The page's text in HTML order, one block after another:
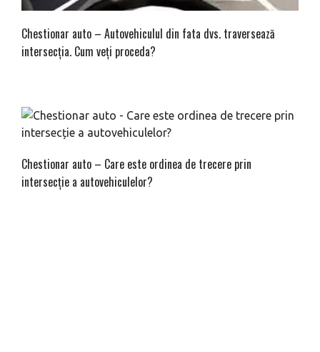
Chestionar auto – Autovehiculul din fata dvs. traversează
intersecţia. Cum veţi proceda?
Chestionar auto – Care este ordinea de trecere prin
intersecție a autovehiculelor?